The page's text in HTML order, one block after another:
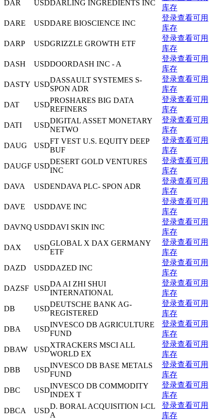
DAR
USDDARLING INGREDIENTS INC
库存
DARE
USDDARE BIOSCIENCE INC
登录查看可用
库存
DARP
USDGRIZZLE GROWTH ETF
登录查看可用
库存
DASH
USDDOORDASH INC - A
登录查看可用
库存
DASTY USD
DASSAULT SYSTEMES S-
SPON ADR
登录查看可用
库存
DAT
USD
PROSHARES BIG DATA
REFINERS
登录查看可用
库存
DATI
USD
DIGITAL ASSET MONETARY
NETWO
登录查看可用
库存
DAUG
USD
FT VEST U.S. EQUITY DEEP
BUF
登录查看可用
库存
DAUGF USD
DESERT GOLD VENTURES
INC
登录查看可用
库存
DAVA
USDENDAVA PLC- SPON ADR
登录查看可用
库存
DAVE
USDDAVE INC
登录查看可用
库存
DAVNQ USDDAVI SKIN INC
登录查看可用
库存
DAX
USD
GLOBAL X DAX GERMANY
ETF
登录查看可用
库存
DAZD
USDDAZED INC
登录查看可用
库存
DAZSF USD
DA AI ZHI SHUI
INTERNATIONAL
登录查看可用
库存
DB
USD
DEUTSCHE BANK AG-
REGISTERED
登录查看可用
库存
DBA
USD
INVESCO DB AGRICULTURE
FUND
登录查看可用
库存
DBAW
USD
XTRACKERS MSCI ALL
WORLD EX
登录查看可用
库存
DBB
USD
INVESCO DB BASE METALS
FUND
登录查看可用
库存
DBC
USD
INVESCO DB COMMODITY
INDEX T
登录查看可用
库存
DBCA
USD
D. BORAL ACQUISITION I-CL
A
登录查看可用
库存